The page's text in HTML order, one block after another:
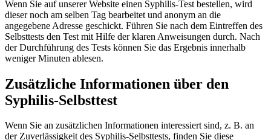
Wenn Sie auf unserer Website einen Syphilis-Test bestellen, wird
dieser noch am selben Tag bearbeitet und anonym an die
angegebene Adresse geschickt. Führen Sie nach dem Eintreffen des
Selbsttests den Test mit Hilfe der klaren Anweisungen durch. Nach
der Durchführung des Tests können Sie das Ergebnis innerhalb
weniger Minuten ablesen.
Zusätzliche Informationen über den
Syphilis-Selbsttest
Wenn Sie an zusätzlichen Informationen interessiert sind, z. B. an
der Zuverlässigkeit des Syphilis-Selbsttests, finden Sie diese